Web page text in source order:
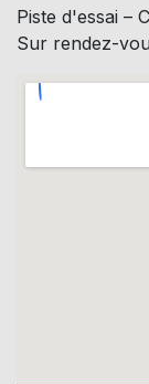
Piste d'essai –
Sur rendez-